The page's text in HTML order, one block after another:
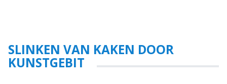
SLINKEN VAN KAKEN DOOR
KUNSTGEBIT